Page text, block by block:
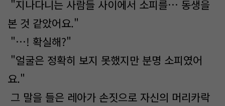
"지나다니는 사람들 사이에서 소피를… 동생을
본 것 같았어요."
"…! 확실해?"
"얼굴은 정확히 보지 못했지만 분명 소피였어
요."
그 말을 들은 레아가 손짓으로 자신의 머리카락